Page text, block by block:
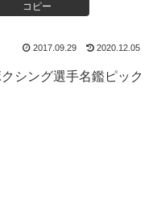
コピー
2017.09.29 2020.12.05
シング選手名鑑ピック